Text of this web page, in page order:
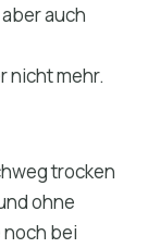
auch
nicht mehr.
trocken
ohne
bei